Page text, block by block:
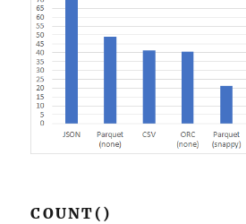
COUNT()